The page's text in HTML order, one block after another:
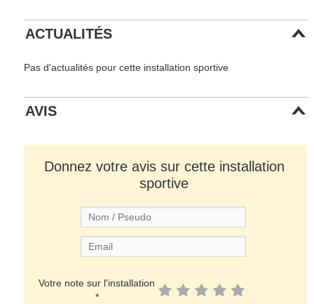
ACTUALITÉS
Pas d'actualités pour cette installation sportive
AVIS
Donnez votre avis sur cette installation
sportive
Votre note sur l'installation
*